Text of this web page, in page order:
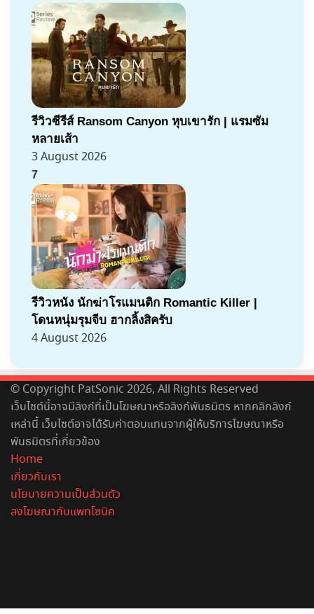
รีวิวซีรีส์ Ransom Canyon หุบเขารัก | แรมซัม
หลายเส้า
3 August 2026
7
รีวิวหนัง นักฆ่าโรแมนติก Romantic Killer |
โดนหนุ่มรุมจีบ ฮากลิ้งสิครับ
4 August 2026
© Copyright PatSonic 2026, All Rights Reserved
เว็บไซต์นี้อาจมีลิงก์ที่เป็นโฆษณาหรือลิงก์พันธมิตร หากคลิกลิงก์
เหล่านี้ เว็บไซต์อาจได้รับค่าตอบแทนจากผู้ให้บริการโฆษณาหรือ
พันธมิตรที่เกี่ยวข้อง
Home
เกี่ยวกับเรา
นโยบายความเป็นส่วนตัว
ลงโฆษณากับแพทโซนิค